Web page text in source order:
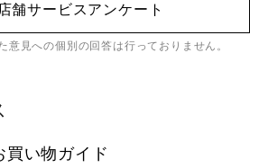
店舗サービスアンケート
意見への個別の回答は行っておりません。
買い物ガイド